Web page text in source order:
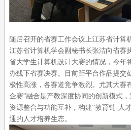
随后召开的省赛工作会议上江苏省计算
江苏省计算机学会副秘书长张洁向省赛
省大学生计算机设计大赛的情况，今年
办线下省赛决赛。目前距平台作品提交
极性高涨，各赛道竞争激烈。尤其大赛
企赛”融合是产教深度协同的创新模式
资源整合与功能互补，构建“教育链-人
通的人才培养生态。